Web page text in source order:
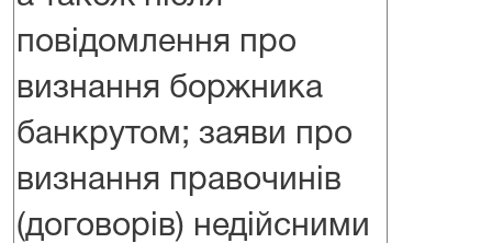
повідомлення про
визнання боржника
банкрутом; заяви про
визнання правочинів
(договорів) недійсними